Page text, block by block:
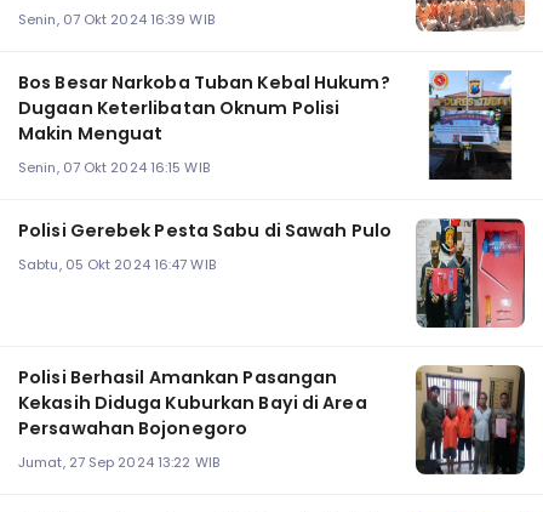
Senin, 07 Okt 2024 16:39 WIB
Bos Besar Narkoba Tuban Kebal Hukum?
Dugaan Keterlibatan Oknum Polisi
Makin Menguat
Senin, 07 Okt 2024 16:15 WIB
Polisi Gerebek Pesta Sabu di Sawah Pulo
Sabtu, 05 Okt 2024 16:47 WIB
Polisi Berhasil Amankan Pasangan
Kekasih Diduga Kuburkan Bayi di Area
Persawahan Bojonegoro
Jumat, 27 Sep 2024 13:22 WIB